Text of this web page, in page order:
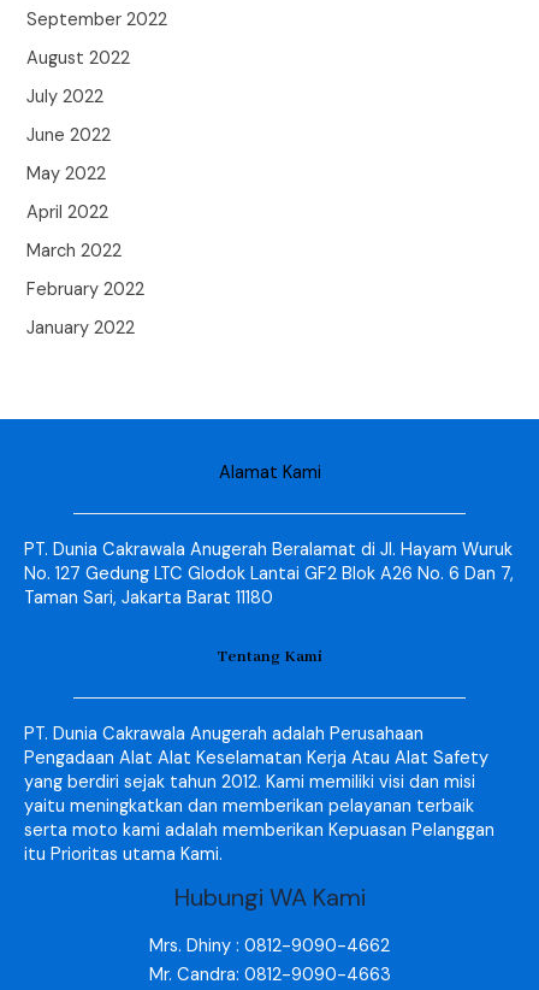
September 2022
August 2022
July 2022
June 2022
May 2022
April 2022
March 2022
February 2022
January 2022
Alamat Kami
PT. Dunia Cakrawala Anugerah Beralamat di Jl. Hayam Wuruk
No. 127 Gedung LTC Glodok Lantai GF2 Blok A26 No. 6 Dan 7,
Taman Sari, Jakarta Barat 11180
Tentang Kami
PT. Dunia Cakrawala Anugerah adalah Perusahaan
Pengadaan Alat Alat Keselamatan Kerja Atau Alat Safety
yang berdiri sejak tahun 2012. Kami memiliki visi dan misi
yaitu meningkatkan dan memberikan pelayanan terbaik
serta moto kami adalah memberikan Kepuasan Pelanggan
itu Prioritas utama Kami.
Hubungi WA Kami
Mrs. Dhiny : 0812-9090-4662
Mr. Candra: 0812-9090-4663